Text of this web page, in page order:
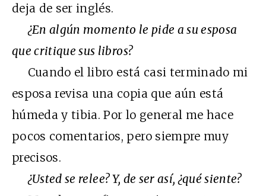
deja de ser inglés.
¿En algún momento le pide a su esposa
que critique sus libros?
Cuando el libro está casi terminado mi
esposa revisa una copia que aún está
húmeda y tibia. Por lo general me hace
pocos comentarios, pero siempre muy
precisos.
¿Usted se relee? Y, de ser así, ¿qué siente?